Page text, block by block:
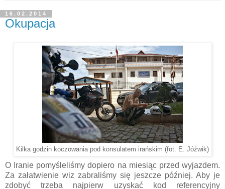
16.02.2014
Okupacja
Kilka godzin koczowania pod konsulatem irańskim (fot. E. Jóźwik)
O Iranie pomyśleliśmy dopiero na miesiąc przed wyjazdem.
Za załatwienie wiz zabraliśmy się jeszcze później. Aby je
zdobyć trzeba najpierw uzyskać kod referencyjny